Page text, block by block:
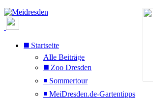
◼️ Startseite
Alle Beiträge
◼️ Zoo Dresden
◾ Sommertour
◾ MeiDresden.de-Gartentipps